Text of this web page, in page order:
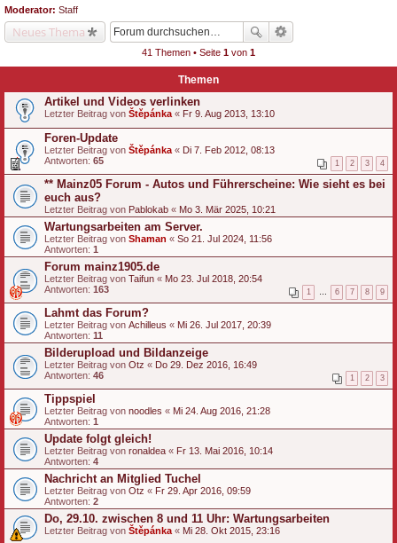
Moderator: Staff
Neues Thema
41 Themen • Seite 1 von 1
Themen
Artikel und Videos verlinken
Letzter Beitrag von Štěpánka « Fr 9. Aug 2013, 13:10
Foren-Update
Letzter Beitrag von Štěpánka « Di 7. Feb 2012, 08:13
Antworten: 65 1 2 3 4
** Mainz05 Forum - Autos und Führerscheine: Wie sieht es bei
euch aus?
Letzter Beitrag von Pablokab « Mo 3. Mär 2025, 10:21
Wartungsarbeiten am Server.
Letzter Beitrag von Shaman « So 21. Jul 2024, 11:56
Antworten: 1
Forum mainz1905.de
Letzter Beitrag von Taifun « Mo 23. Jul 2018, 20:54
Antworten: 163 1 6 7 8 9
Lahmt das Forum?
Letzter Beitrag von Achilleus « Mi 26. Jul 2017, 20:39
Antworten: 11
Bilderupload und Bildanzeige
Letzter Beitrag von Otz « Do 29. Dez 2016, 16:49
Antworten: 46 1 2 3
Tippspiel
Letzter Beitrag von noodles « Mi 24. Aug 2016, 21:28
Antworten: 1
Update folgt gleich!
Letzter Beitrag von ronaldea « Fr 13. Mai 2016, 10:14
Antworten: 4
Nachricht an Mitglied Tuchel
Letzter Beitrag von Otz « Fr 29. Apr 2016, 09:59
Antworten: 2
Do, 29.10. zwischen 8 und 11 Uhr: Wartungsarbeiten
Letzter Beitrag von Štěpánka « Mi 28. Okt 2015, 23:16